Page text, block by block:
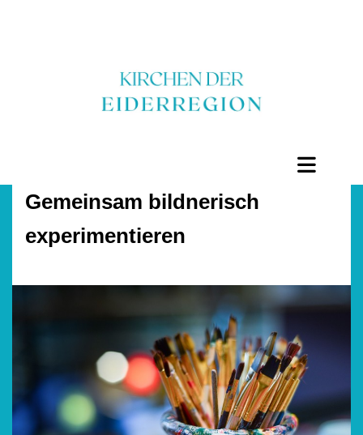
Gemeinsam bildnerisch
experimentieren